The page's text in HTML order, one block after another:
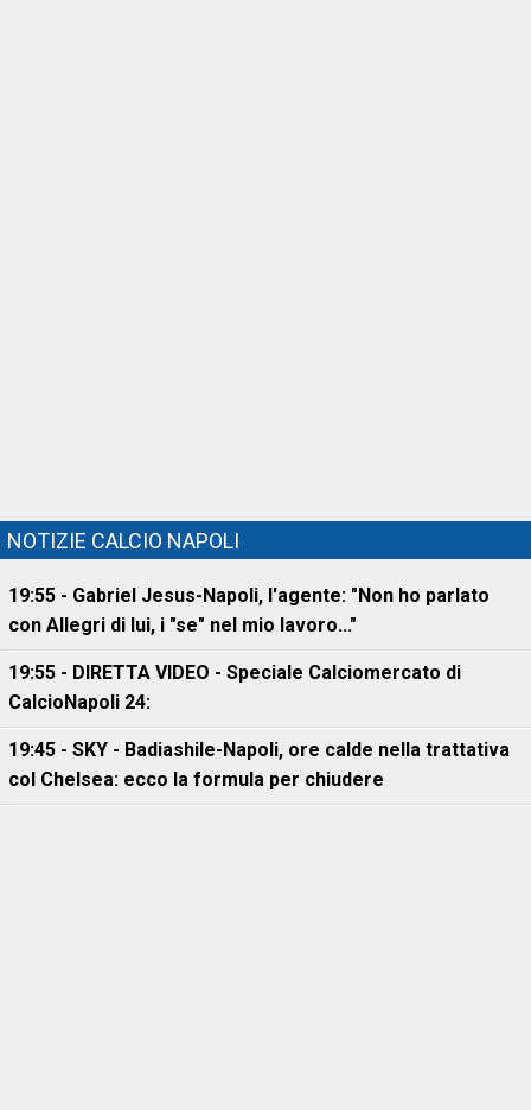
NOTIZIE CALCIO NAPOLI
19:55 - Gabriel Jesus-Napoli, l'agente: "Non ho parlato
con Allegri di lui, i "se" nel mio lavoro..."
19:55 - DIRETTA VIDEO - Speciale Calciomercato di
CalcioNapoli 24:
19:45 - SKY - Badiashile-Napoli, ore calde nella trattativa
col Chelsea: ecco la formula per chiudere